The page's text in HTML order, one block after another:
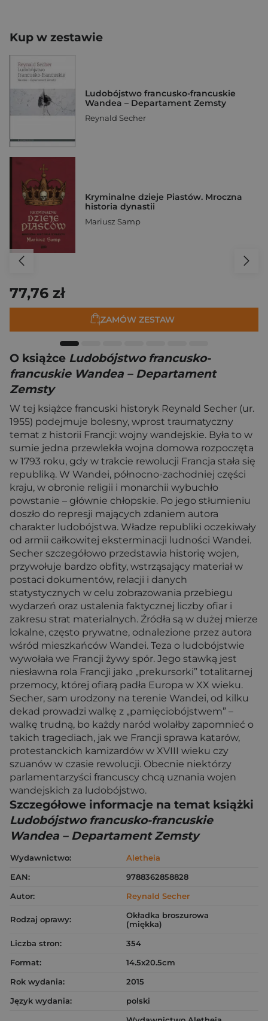
Kup w zestawie
Ludobójstwo francusko-francuskie
Wandea – Departament Zemsty
Reynald Secher
Kryminalne dzieje Piastów. Mroczna
historia dynastii
Mariusz Samp
77,76 zł
ZAMÓW ZESTAW
O książce Ludobójstwo francusko-
francuskie Wandea – Departament
Zemsty
W tej książce francuski historyk Reynald Secher (ur.
1955) podejmuje bolesny, wprost traumatyczny
temat z historii Francji: wojny wandejskie. Była to w
sumie jedna przewlekła wojna domowa rozpoczęta
w 1793 roku, gdy w trakcie rewolucji Francja stała się
republiką. W Wandei, północno-zachodniej części
kraju, w obronie religii i monarchii wybuchło
powstanie – głównie chłopskie. Po jego stłumieniu
doszło do represji mających zdaniem autora
charakter ludobójstwa. Władze republiki oczekiwały
od armii całkowitej eksterminacji ludności Wandei.
Secher szczegółowo przedstawia historię wojen,
przywołuje bardzo obfity, wstrząsający materiał w
postaci dokumentów, relacji i danych
statystycznych w celu zobrazowania przebiegu
wydarzeń oraz ustalenia faktycznej liczby ofiar i
zakresu strat materialnych. Źródła są w dużej mierze
lokalne, często prywatne, odnalezione przez autora
wśród mieszkańców Wandei. Teza o ludobójstwie
wywołała we Francji żywy spór. Jego stawką jest
niesławna rola Francji jako „prekursorki” totalitarnej
przemocy, której ofiarą padła Europa w XX wieku.
Secher, sam urodzony na terenie Wandei, od kilku
dekad prowadzi walkę z „pamięciobójstwem” –
walkę trudną, bo każdy naród wolałby zapomnieć o
takich tragediach, jak we Francji sprawa katarów,
protestanckich kamizardów w XVIII wieku czy
szuanów w czasie rewolucji. Obecnie niektórzy
parlamentarzyści francuscy chcą uznania wojen
wandejskich za ludobójstwo.
Szczegółowe informacje na temat książki
Ludobójstwo francusko-francuskie
Wandea – Departament Zemsty
Wydawnictwo:
Aletheia
EAN:
9788362858828
Autor:
Reynald Secher
Rodzaj oprawy:
Okładka broszurowa
(miękka)
Liczba stron:
354
Format:
14.5x20.5cm
Rok wydania:
2015
Język wydania:
polski